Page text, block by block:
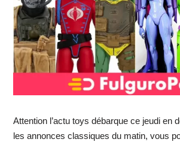
Attention l’actu toys débarque ce jeudi en
les annonces classiques du matin, vous